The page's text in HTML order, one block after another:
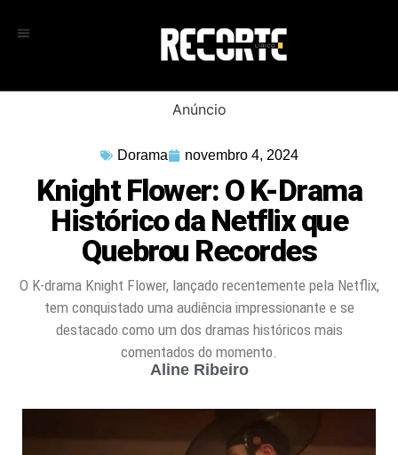
Anúncio
Dorama novembro 4, 2024
Knight Flower: O K-Drama
Histórico da Netflix que
Quebrou Recordes
O K-drama Knight Flower, lançado recentemente pela Netflix,
tem conquistado uma audiência impressionante e se
destacado como um dos dramas históricos mais
comentados do momento.
Aline Ribeiro